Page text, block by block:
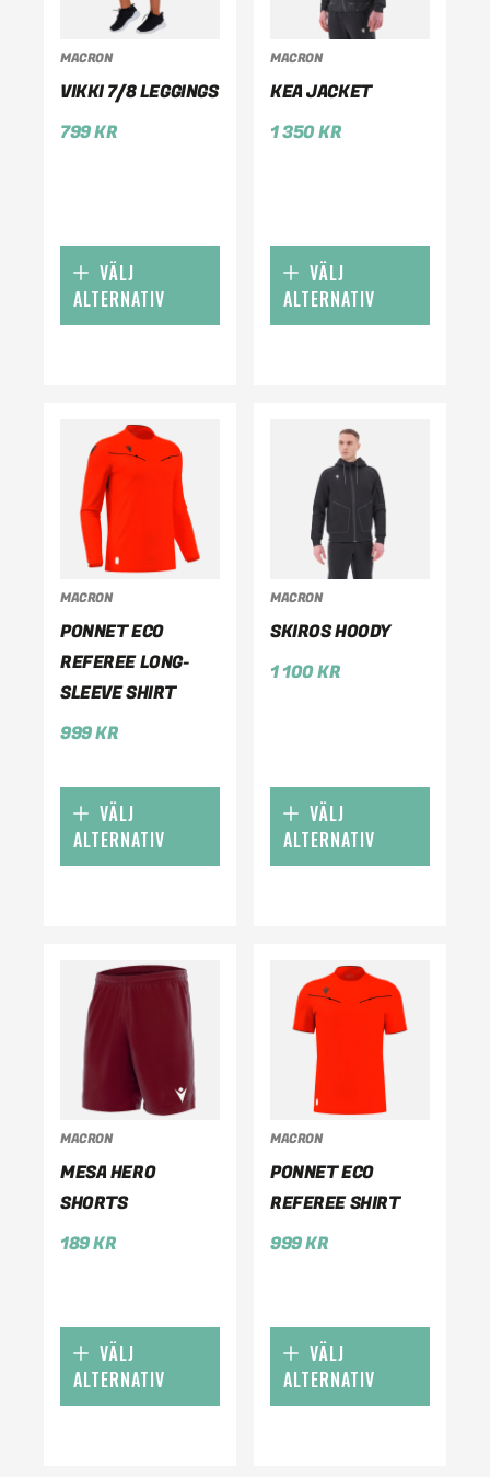
MACRON
VIKKI 7/8 LEGGINGS
799KR
VÄLJ
ALTERNATIV
MACRON
KEA JACKET
1 350KR
VÄLJ
ALTERNATIV
MACRON
PONNET ECO
REFEREE LONG-
SLEEVE SHIRT
999KR
VÄLJ
ALTERNATIV
MACRON
SKIROS HOODY
1 100KR
VÄLJ
ALTERNATIV
MACRON
MESA HERO
SHORTS
189KR
VÄLJ
ALTERNATIV
MACRON
PONNET ECO
REFEREE SHIRT
999KR
VÄLJ
ALTERNATIV